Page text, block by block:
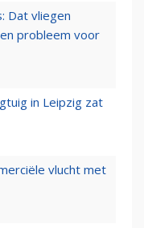
Dat vliegen
probleem voor
in Leipzig zat
vlucht met